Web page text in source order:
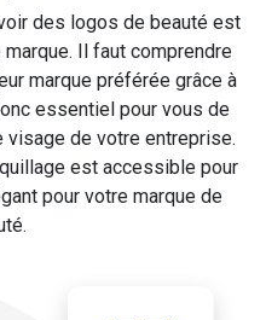
des logos de beauté est
Il faut comprendre
marque préférée grâce à
essentiel pour vous de
visage de votre entreprise.
est accessible pour
pour votre marque de